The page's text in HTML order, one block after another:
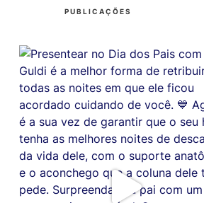
PUBLICAÇÕES